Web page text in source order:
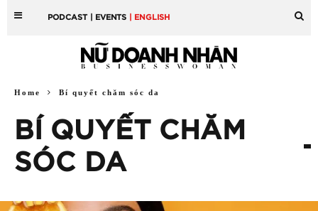
PODCAST | EVENTS | ENGLISH
Home Bí quyết chăm sóc da
BÍ QUYẾT CHĂM
SÓC DA